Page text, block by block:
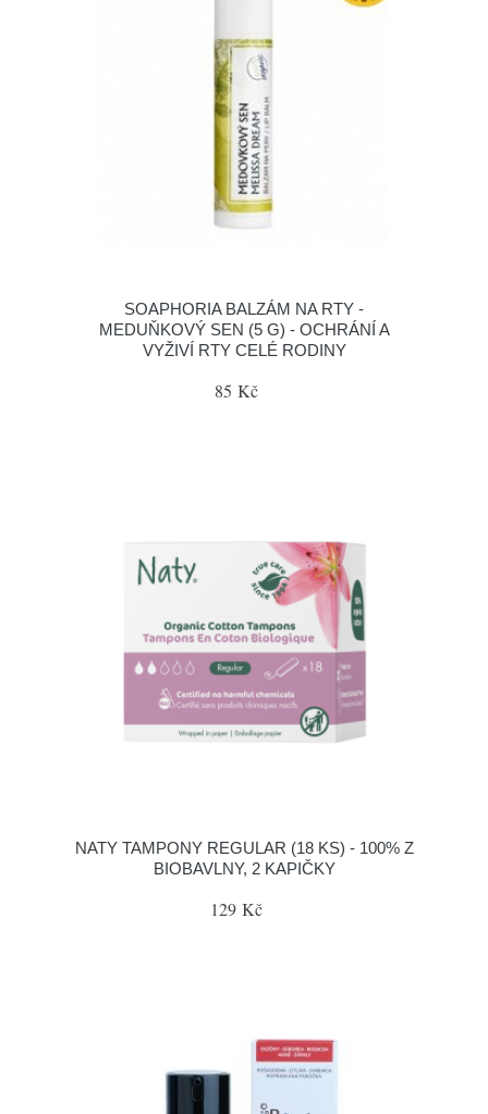
SOAPHORIA BALZÁM NA RTY -
MEDUŇKOVÝ SEN (5 G) - OCHRÁNÍ A
VYŽIVÍ RTY CELÉ RODINY
85 Kč
NATY TAMPONY REGULAR (18 KS) - 100% Z
BIOBAVLNY, 2 KAPIČKY
129 Kč